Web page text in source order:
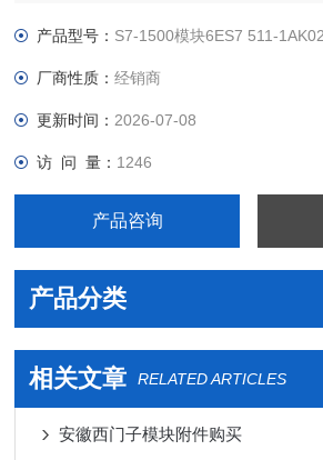
ET200 S SP 变频器V系列 MM系列 6SE70
产品型号： S7-1500模块6ES7 511-1AK02
厂商性质：经销商
更新时间： 2026-07-08
访 问 量： 1246
产品咨询
产品分类
相关文章 RELATED ARTICLES
安徽西门子模块附件购买